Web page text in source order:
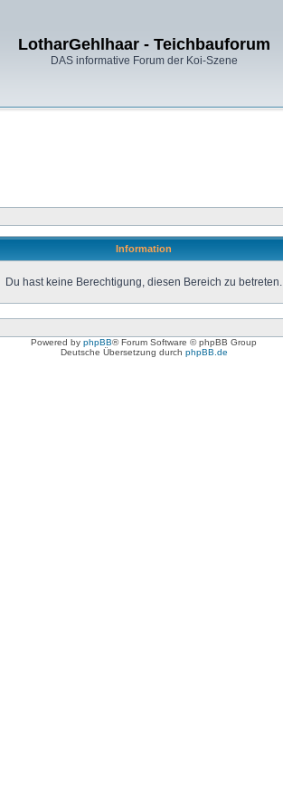
LotharGehlhaar - Teichbauforum
DAS informative Forum der Koi-Szene
Information
Du hast keine Berechtigung, diesen Bereich zu betreten.
Powered by phpBB® Forum Software © phpBB Group
Deutsche Übersetzung durch phpBB.de